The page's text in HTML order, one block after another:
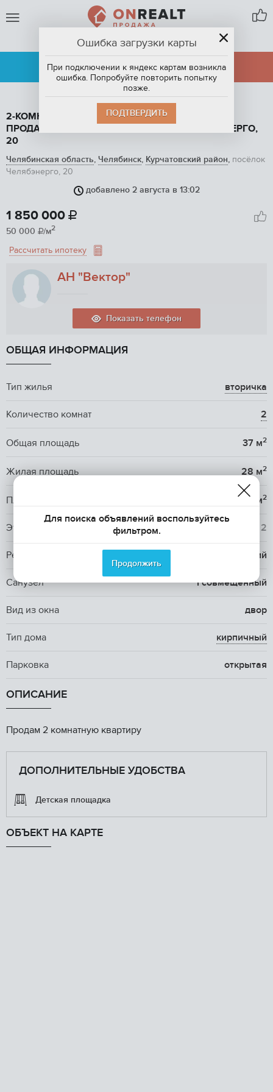
ЧЕЛЯБИНСК
АРЕНДА
ПРОДАЖА
2-КОМНАТНАЯ КВАРТИРА, 37 М2, ЭТАЖ 1 / 2, НА
ПРОДАЖУ В ЧЕЛЯБИНСКЕ, ПОСЁЛОК ЧЕЛЯБЭНЕРГО,
20
Челябинская область, Челябинск, Курчатовский район, посёлок
Челябэнерго, 20
добавлено 2 августа в 13:02
1 / 3
1 850 000 
50 000 /м2
Рассчитать ипотеку
АН "Вектор"
Показать телефон
ОБЩАЯ ИНФОРМАЦИЯ
Тип жилья вторичка
Количество комнат 2
Общая площадь 37 м2
Жилая площадь 28 м2
Площадь кухни 4 м2
Этаж / Этажность / 2
Ремонт косметический
Санузел 1 совмещенный
Вид из окна двор
Тип дома кирпичный
Парковка открытая
ОПИСАНИЕ
Продам 2 комнатную квартиру
ДОПОЛНИТЕЛЬНЫЕ УДОБСТВА
Детская площадка
ОБЪЕКТ НА КАРТЕ
Ошибка загрузки карты
При подключении к яндекс картам возникла
ошибка. Попробуйте повторить попытку
позже.
ПОДТВЕРДИТЬ
Для поиска объявлений воспользуйтесь
фильтром.
Продолжить